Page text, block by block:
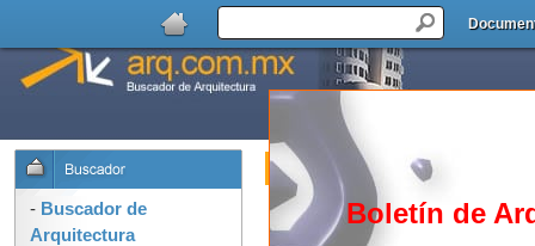
- Buscador de
Arquitectura
Buscador de Arquitectura :
OPCIONES DE BUSQUEDA:
Boletín de